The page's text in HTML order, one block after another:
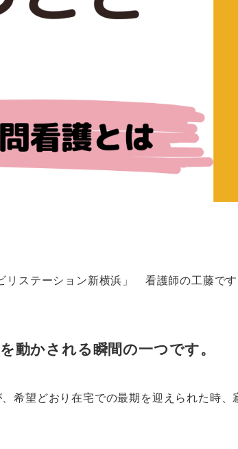
リステーション新横浜」 看護師の工藤です
動かされる瞬間の一つです。
希望どおり在宅での最期を迎えられた時、